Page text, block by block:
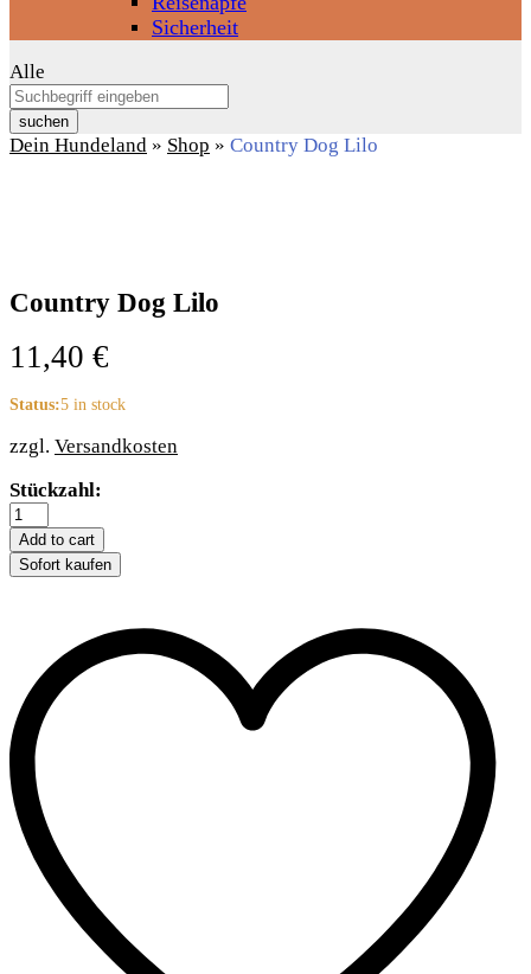
Sicherheit
Alle
suchen
Dein Hundeland » Shop » Country Dog Lilo
Country Dog Lilo
11,40 €
Status:5 in stock
zzgl. Versandkosten
Country
Dog
Lilo
quantity
Stückzahl:
Add to cart
Sofort kaufen